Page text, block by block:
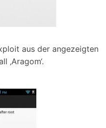
aus der angezeigten
‚Aragom‘.